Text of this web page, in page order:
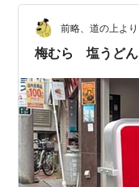
前略、道の上よ
梅むら 塩うどん